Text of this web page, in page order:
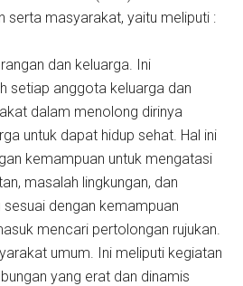
serta masyarakat, yaitu meliputi :
dan keluarga. Ini
setiap anggota keluarga dan
dalam menolong dirinya
untuk dapat hidup sehat. Hal ini
kemampuan untuk mengatasi
masalah lingkungan, dan
sesuai dengan kemampuan
mencari pertolongan rujukan.
umum. Ini meliputi kegiatan
yang erat dan dinamis